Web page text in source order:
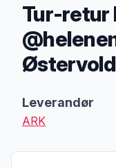
Tur-retur
Leverandør
ARK